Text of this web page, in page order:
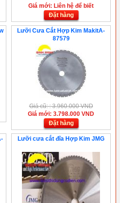
Giá mới: Liên hệ để biết
Đặt hàng
Lưỡi Cưa Cắt Hợp Kim MakitA-
87579
Giá cũ: : 3.960.000 VND
Giá mới: 3.798.000 VND
Đặt hàng
Lưỡi cưa cắt đĩa Hợp Kim JMG